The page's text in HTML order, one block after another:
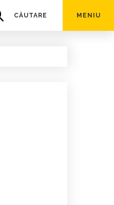
CĂUTARE MENIU